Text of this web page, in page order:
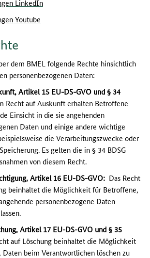
LinkedIn
Youtube
dem BMEL folgende Rechte hinsichtlich
personenbezogenen Daten:
Artikel 15 EU-DS-GVO und § 34
Recht auf Auskunft erhalten Betroffene
Einsicht in die sie angehenden
Daten und einige andere wichtige
die Verarbeitungszwecke oder
Es gelten die in § 34 BDSG
von diesem Recht.
Artikel 16 EU-DS-GVO: Das Recht
beinhaltet die Möglichkeit für Betroffene,
personenbezogene Daten
Artikel 17 EU-DS-GVO und § 35
auf Löschung beinhaltet die Möglichkeit
beim Verantwortlichen löschen zu